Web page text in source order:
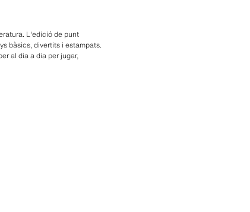
L'edició de punt
bàsics, divertits i estampats.
al dia a dia per jugar,